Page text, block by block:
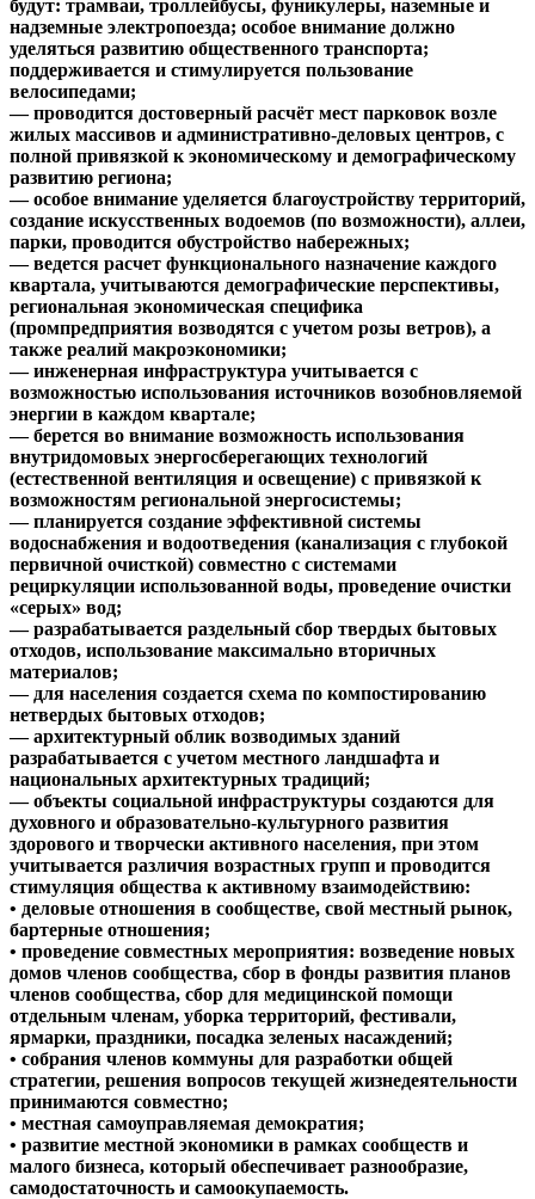
будут: трамваи, троллейбусы, фуникулеры, наземные и
надземные электропоезда; особое внимание должно
уделяться развитию общественного транспорта;
поддерживается и стимулируется пользование
велосипедами;
— проводится достоверный расчёт мест парковок возле
жилых массивов и административно-деловых центров, с
полной привязкой к экономическому и демографическому
развитию региона;
— особое внимание уделяется благоустройству территорий,
создание искусственных водоемов (по возможности), аллеи,
парки, проводится обустройство набережных;
— ведется расчет функционального назначение каждого
квартала, учитываются демографические перспективы,
региональная экономическая специфика
(промпредприятия возводятся с учетом розы ветров), а
также реалий макроэкономики;
— инженерная инфраструктура учитывается с
возможностью использования источников возобновляемой
энергии в каждом квартале;
— берется во внимание возможность использования
внутридомовых энергосберегающих технологий
(естественной вентиляция и освещение) с привязкой к
возможностям региональной энергосистемы;
— планируется создание эффективной системы
водоснабжения и водоотведения (канализация с глубокой
первичной очисткой) совместно с системами
рециркуляции использованной воды, проведение очистки
«серых» вод;
— разрабатывается раздельный сбор твердых бытовых
отходов, использование максимально вторичных
материалов;
— для населения создается схема по компостированию
нетвердых бытовых отходов;
— архитектурный облик возводимых зданий
разрабатывается с учетом местного ландшафта и
национальных архитектурных традиций;
— объекты социальной инфраструктуры создаются для
духовного и образовательно-культурного развития
здорового и творчески активного населения, при этом
учитывается различия возрастных групп и проводится
стимуляция общества к активному взаимодействию:
• деловые отношения в сообществе, свой местный рынок,
бартерные отношения;
• проведение совместных мероприятия: возведение новых
домов членов сообщества, сбор в фонды развития планов
членов сообщества, сбор для медицинской помощи
отдельным членам, уборка территорий, фестивали,
ярмарки, праздники, посадка зеленых насаждений;
• собрания членов коммуны для разработки общей
стратегии, решения вопросов текущей жизнедеятельности
принимаются совместно;
• местная самоуправляемая демократия;
• развитие местной экономики в рамках сообществ и
малого бизнеса, который обеспечивает разнообразие,
самодостаточность и самоокупаемость.